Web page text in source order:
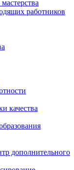
работников
качества
дополнительного